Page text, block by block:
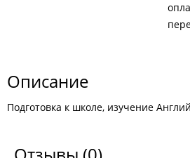
Описание
Подготовка к школе, изучение